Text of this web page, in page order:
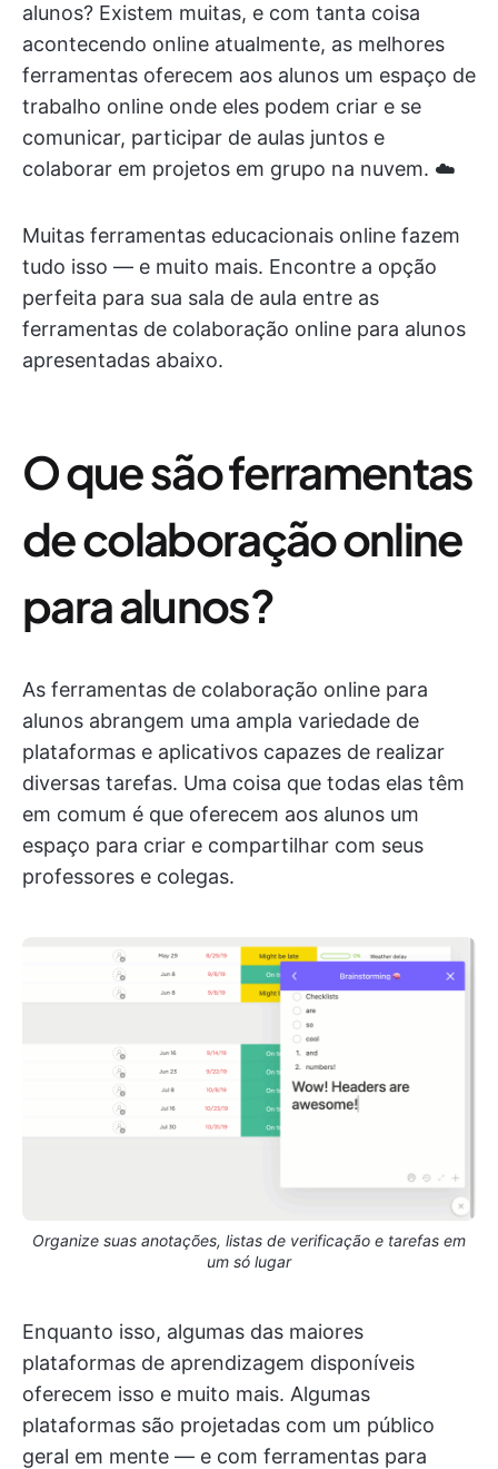
alunos? Existem muitas, e com tanta coisa
acontecendo online atualmente, as melhores
ferramentas oferecem aos alunos um espaço de
trabalho online onde eles podem criar e se
comunicar, participar de aulas juntos e
colaborar em projetos em grupo na nuvem. ☁️
Muitas ferramentas educacionais online fazem
tudo isso — e muito mais. Encontre a opção
perfeita para sua sala de aula entre as
ferramentas de colaboração online para alunos
apresentadas abaixo.
O que são ferramentas
de colaboração online
para alunos?
As ferramentas de colaboração online para
alunos abrangem uma ampla variedade de
plataformas e aplicativos capazes de realizar
diversas tarefas. Uma coisa que todas elas têm
em comum é que oferecem aos alunos um
espaço para criar e compartilhar com seus
professores e colegas.
Organize suas anotações, listas de verificação e tarefas em
um só lugar
Enquanto isso, algumas das maiores
plataformas de aprendizagem disponíveis
oferecem isso e muito mais. Algumas
plataformas são projetadas com um público
geral em mente — e com ferramentas para